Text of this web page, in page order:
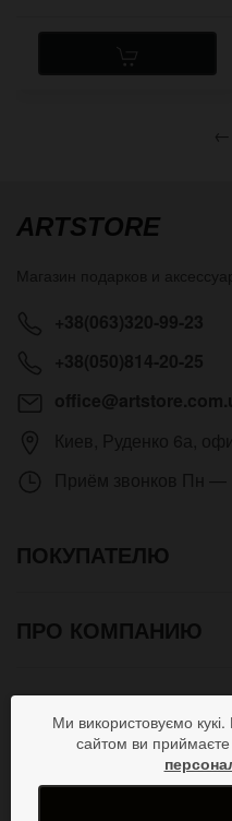
←
ARTSTORE
ПОКУПАТЕЛЮ
ПРО КОМПАНИЮ
СПОСОБЫ
ПРИСОЕДИНЯЙСЯ
Ми використовуємо
сайтом ви